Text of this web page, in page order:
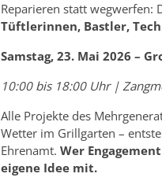
Reparieren statt wegwerfen:
Tüftlerinnen, Bastler,
Samstag, 23. Mai 2026 –
10:00 bis 18:00 Uhr |
Alle Projekte des
Wetter im Grillgarten –
Ehrenamt. Wer
eigene Idee mit.